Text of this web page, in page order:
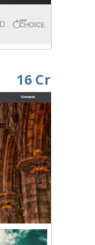
16 Cr